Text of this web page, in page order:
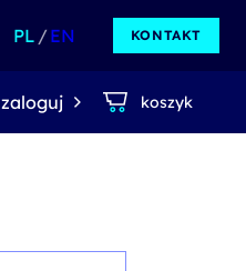
PL EN KONTAKT
zaloguj koszyk